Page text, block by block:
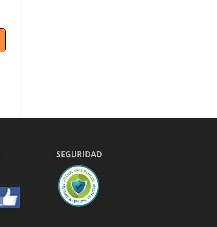
SEGURIDAD